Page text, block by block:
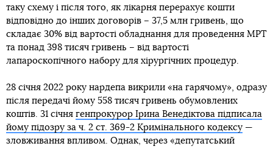
таку схему і після того, як лікарня перерахує кошти
відповідно до інших договорів – 37,5 млн гривень, що
складає 30% від вартості обладнання для проведення МРТ
та понад 398 тисяч гривень – від вартості
лапароскопічного набору для хірургічних процедур.
28 січня 2022 року нардепа викрили «на гарячому», одразу
після передачі йому 558 тисяч гривень обумовлених
коштів. 31 січня генпрокурор Ірина Венедіктова підписала
йому підозру за ч. 2 ст. 369-2 Кримінального кодексу —
зловживання впливом. Однак, через «депутатський